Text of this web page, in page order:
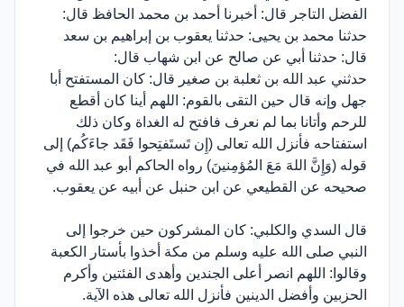
الفضل التاجر قال: أخبرنا أحمد بن محمد الحافظ قال:
حدثنا محمد بن يحيى: حدثنا يعقوب بن إبراهيم بن سعد
قال: حدثنا أبي عن صالح عن ابن شهاب قال:
حدثني عبد الله بن ثعلبة بن صغير قال: كان المستفتح أبا
جهل وإنه قال حين التقى بالقوم: اللهم أينا كان أقطع
للرحم وأتانا بما لم نعرف فافتح له الغداة وكان ذلك
استفتاحه فأنزل الله تعالى (إِن تَستَفتِحوا فَقَد جاءَكُم) إلى
قوله (وَإِنَّ اللهَ مَعَ المُؤمِنينَ) رواه الحاكم أبو عبد الله في
صحيحه عن القطيعي عن ابن حنبل عن أبيه عن يعقوب.
قال السدي والكلبي: كان المشركون حين خرجوا إلى
النبي صلى الله عليه وسلم من مكة أخذوا بأستار الكعبة
وقالوا: اللهم انصر أعلى الجندين وأهدى الفئتين وأكرم
الحزبين وأفضل الدينين فأنزل الله تعالى هذه الآية.